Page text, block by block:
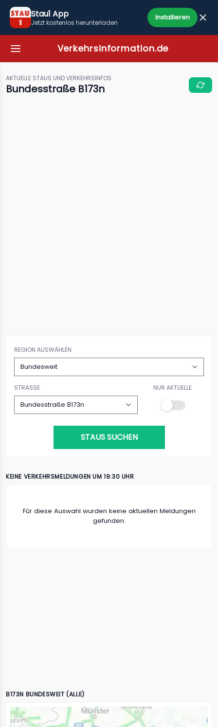
Stau1 App
Jetzt kostenlos herunterladen
Installieren
Verkehrsinformation.de
AKTUELLE STAUS UND VERKEHRSINFOS
Bundesstraße B173n
REGION AUSWÄHLEN
STRASSE NUR AKTUELLE
STAUS SUCHEN
KEINE VERKEHRSMELDUNGEN UM 19:30 UHR
Fûr diese Auswahl wurden keine aktuellen Meldungen
gefunden.
B173N BUNDESWEIT (ALLE)